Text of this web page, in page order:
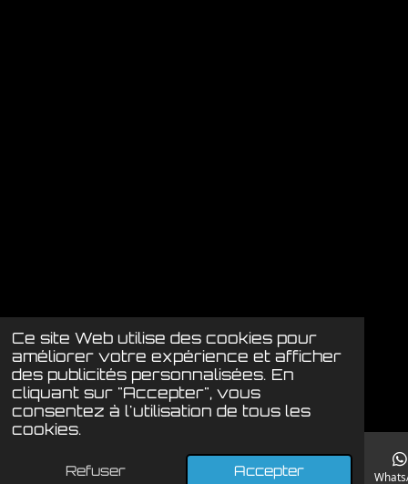
Ce site Web utilise des cookies pour
améliorer votre expérience et afficher
des publicités personnalisées. En
cliquant sur "Accepter", vous
consentez à l'utilisation de tous les
cookies.
Refuser Accepter
E-mail Instagram